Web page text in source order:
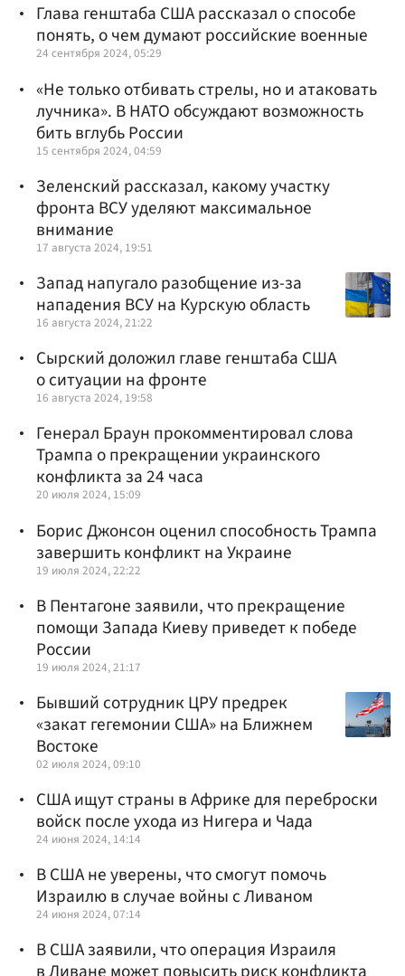
Глава генштаба США рассказал о способе
понять, о чем думают российские военные
24 сентября 2024, 05:29
«Не только отбивать стрелы, но и атаковать
лучника». В НАТО обсуждают возможность
бить вглубь России
15 сентября 2024, 04:59
Зеленский рассказал, какому участку
фронта ВСУ уделяют максимальное
внимание
17 августа 2024, 19:51
Запад напугало разобщение из-за
нападения ВСУ на Курскую область
16 августа 2024, 21:22
Сырский доложил главе генштаба США
о ситуации на фронте
16 августа 2024, 19:58
Генерал Браун прокомментировал слова
Трампа о прекращении украинского
конфликта за 24 часа
20 июля 2024, 15:09
Борис Джонсон оценил способность Трампа
завершить конфликт на Украине
19 июля 2024, 22:22
В Пентагоне заявили, что прекращение
помощи Запада Киеву приведет к победе
России
19 июля 2024, 21:17
Бывший сотрудник ЦРУ предрек
«закат гегемонии США» на Ближнем
Востоке
02 июля 2024, 09:10
США ищут страны в Африке для переброски
войск после ухода из Нигера и Чада
24 июня 2024, 14:14
В США не уверены, что смогут помочь
Израилю в случае войны с Ливаном
24 июня 2024, 07:14
В США заявили, что операция Израиля